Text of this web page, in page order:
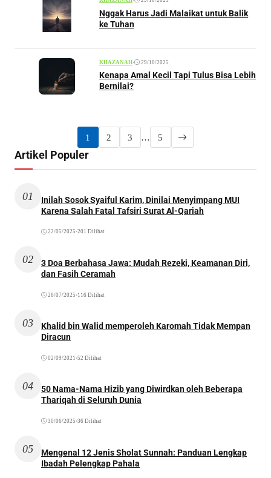
Nggak Harus Jadi Malaikat untuk Balik
ke Tuhan
KHAZANAH• 29/10/2025
Kenapa Amal Kecil Tapi Tulus Bisa Lebih
Bernilai?
1 2 3 … 5
Artikel Populer
01
Inilah Sosok Syaiful Karim, Dinilai Menyimpang MUI
Karena Salah Fatal Tafsiri Surat Al-Qariah
22/05/2025 •201 Dilihat
02
3 Doa Berbahasa Jawa: Mudah Rezeki, Keamanan Diri,
dan Fasih Ceramah
26/07/2025 •116 Dilihat
03
Khalid bin Walid memperoleh Karomah Tidak Mempan
Diracun
02/09/2021 •52 Dilihat
04
50 Nama-Nama Hizib yang Diwirdkan oleh Beberapa
Thariqah di Seluruh Dunia
30/06/2025 •36 Dilihat
05
Mengenal 12 Jenis Sholat Sunnah: Panduan Lengkap
Ibadah Pelengkap Pahala